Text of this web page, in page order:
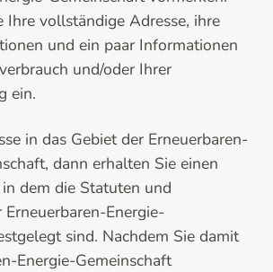
Ihre vollständige Adresse, ihre
und ein paar Informationen
und/oder Ihrer
ein.
in das Gebiet der Erneuerbaren-
dann erhalten Sie einen
dem die Statuten und
Energie-
sind. Nachdem Sie damit
Energie-Gemeinschaft